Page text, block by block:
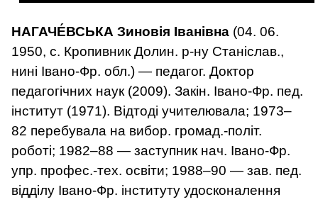
НАГАЧЕ́ВСЬКА Зиновія Іванівна (04. 06.
1950, с. Кропивник Долин. р-ну Станіслав.,
нині Івано-Фр. обл.) — педагог. Доктор
педагогічних наук (2009). Закін. Івано-Фр. пед.
ін­ститут (1971). Від­тоді учителювала; 1973–
82 пере­бувала на вибор. громад.-політ.
роботі; 1982–88 — за­ступник нач. Івано-Фр.
упр. профес.-тех. освіти; 1988–90 — зав. пед.
від­ділу Івано-Фр. ін­ституту удосконале­н­ня